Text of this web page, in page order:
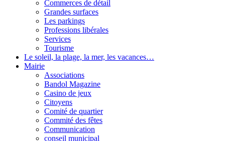
Commerces de détail
Grandes surfaces
Les parkings
Professions libérales
Services
Tourisme
Le soleil, la plage, la mer, les vacances…
Mairie
Associations
Bandol Magazine
Casino de jeux
Citoyens
Comité de quartier
Commité des fêtes
Communication
conseil municipal